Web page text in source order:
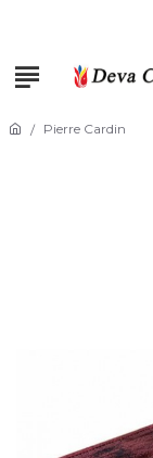
Pierre Cardin